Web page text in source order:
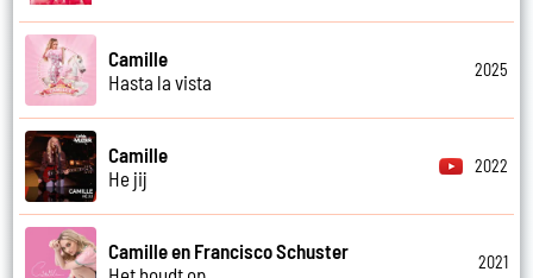
Camille
Hasta la vista
2025
Camille
He jij
2022
Camille en Francisco Schuster
2021